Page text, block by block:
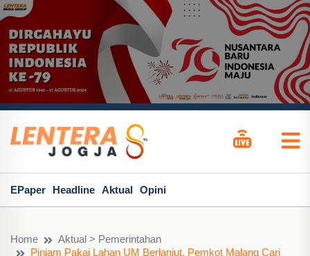
EPaper Headline Aktual Opini
Home
Aktual > Pemerintahan
Pinjam Pakai Lahan UM Berlanjut, Pemkot Malang Cari